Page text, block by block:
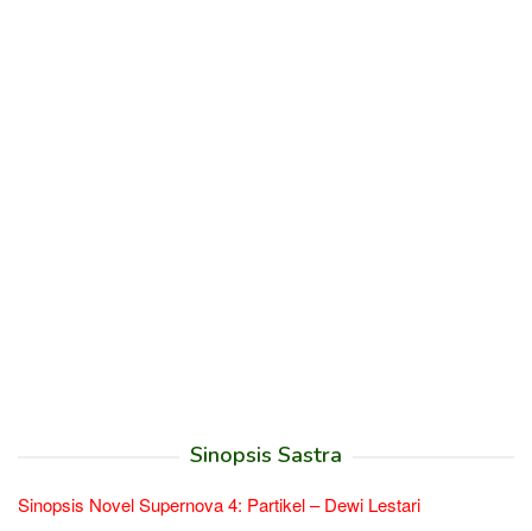
Sinopsis Sastra
Sinopsis Novel Supernova 4: Partikel – Dewi Lestari